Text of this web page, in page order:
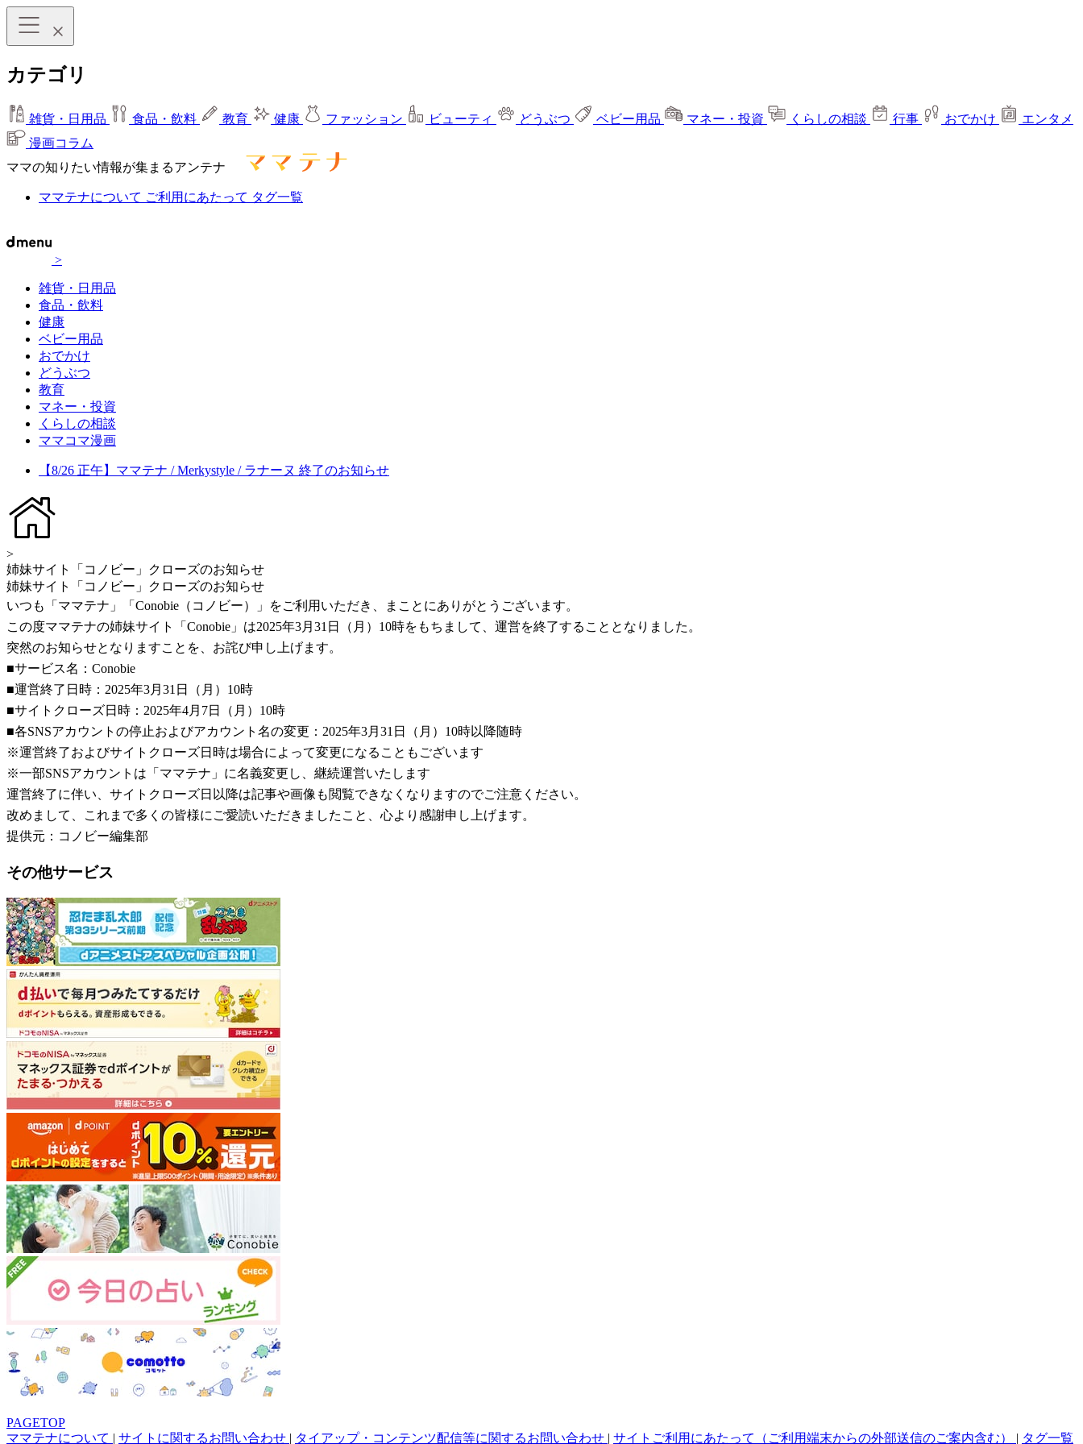
カテゴリ
雑貨・日用品 食品・飲料 教育 健康 ファッション ビューティ どうぶつ ベビー用品 マネー・投資 くらしの相談 行事 おでかけ
エンタメ
漫画コラム
ママの知りたい情報が集まるアンテナ
ママテナについて ご利用にあたって タグ一覧
>
雑貨・日用品
食品・飲料
健康
ベビー用品
おでかけ
どうぶつ
教育
マネー・投資
くらしの相談
ママコマ漫画
【8/26 正午】ママテナ / Merkystyle / ラナーヌ 終了のお知らせ
>
姉妹サイト「コノビー」クローズのお知らせ
姉妹サイト「コノビー」クローズのお知らせ
いつも「ママテナ」「Conobie（コノビー）」をご利用いただき、まことにありがとうございます。
この度ママテナの姉妹サイト「Conobie」は2025年3月31日（月）10時をもちまして、運営を終了することとなりました。
突然のお知らせとなりますことを、お詫び申し上げます。
■サービス名：Conobie
■運営終了日時：2025年3月31日（月）10時
■サイトクローズ日時：2025年4月7日（月）10時
■各SNSアカウントの停止およびアカウント名の変更：2025年3月31日（月）10時以降随時
※運営終了およびサイトクローズ日時は場合によって変更になることもございます
※一部SNSアカウントは「ママテナ」に名義変更し、継続運営いたします
運営終了に伴い、サイトクローズ日以降は記事や画像も閲覧できなくなりますのでご注意ください。
改めまして、これまで多くの皆様にご愛読いただきましたこと、心より感謝申し上げます。
提供元：コノビー編集部
その他サービス
PAGETOP
ママテナについて | サイトに関するお問い合わせ | タイアップ・コンテンツ配信等に関するお問い合わせ | サイトご利用にあたって（ご利用端末からの外部送信のご案内含む） | タグ一覧